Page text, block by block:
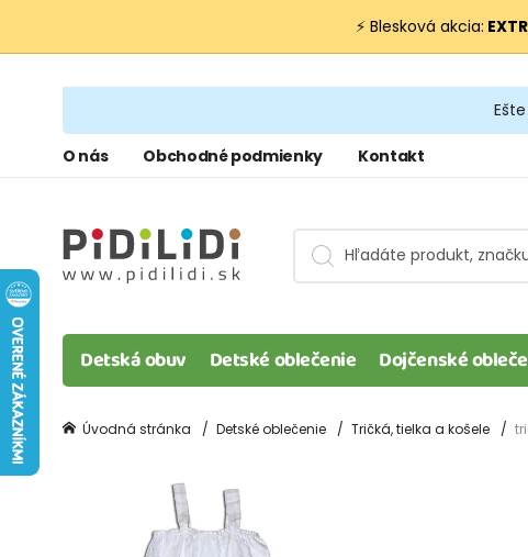
⚡ Blesková akcia:
O nás Obchodné podmienky Kontakt
Detská obuv Detské oblečenie Dojčenské
Úvodná stránka Detské oblečenie Tričká, tielka a košele